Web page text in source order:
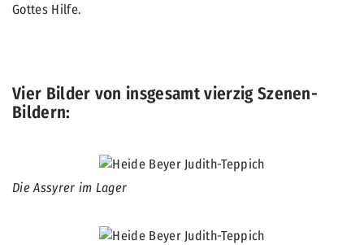
Gottes Hilfe.
Vier Bilder von insgesamt vierzig Szenen-
Bildern:
Die Assyrer im Lager